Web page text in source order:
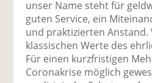
unser Name steht für
guten Service, ein
und praktizierten Anstand.
klassischen Werte des
Für einen kurzfristigen
Coronakrise möglich